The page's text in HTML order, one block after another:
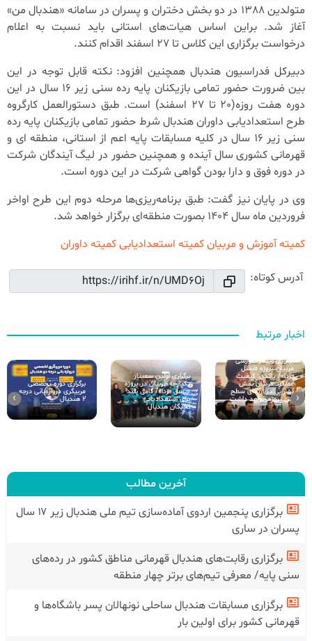
متولدین 1388 در دو بخش دختران و پسران در سامانه «هندبال من»
آغاز شد. براین اساس هیات‌های استانی باید نسبت به اعلام
درخواست برگزاری این کلاس تا 27 اسفند اقدام کنند.
دبیرکل فدراسیون هندبال همچنین افزود: نکته قابل توجه در این
بین ضرورت حضور تمامی بازیکنان پایه رده سنی زیر 16 سال در این
دوره هفت روزه(20 تا 27 اسفند) است. طبق دستورالعمل کارگروه
طرح استعدادیابی داوران هندبال شرط حضور تمامی بازیکنان پایه رده
سنی زیر 16 سال در کلیه مسابقات پایه اعم از استانی، منطقه ای و
قهرمانی کشوری سال آینده و همچنین حضور در لیگ آیندگان شرکت
در دوره فوق و دارا بودن گواهی شرکت در این دوره است.
وی در پایان نیز گفت: طبق برنامه‌ریزی‌ها مرحله دوم این طرح اواخر
فروردین ماه سال 1404 بصورت منطقه‌ای برگزار خواهد شد.
کمیته آموزش و مربیانکمیته استعدادیابیکمیته داوران
آدرس کوتاه:
اخبار مرتبط
برگزاری وبینار آموزشی
مربیان پروژه «نسل
فردا»/ پاکدل: کیفیت
عملکرد مربیان نقش
بسزایی در ارتقای سطح
این پروژه خواهد داشت
برگزاری اولین سمینار
یکپارچه مربیان در پروژه
«نسل فردا»/ گامی بلند
برای استعدادیابی
نخبگان هندبال
برگزاری دوره تخصصی
مربیگری دروازه‌بانی درجه
۲ هندبال
‹
›
آخرین مطالب
برگزاری پنجمین اردوی آماده‌سازی تیم ملی هندبال زیر ۱۷ سال
پسران در ساری
برگزاری رقابت‌های هندبال قهرمانی مناطق کشور در رده‌های
سنی پایه/ معرفی تیم‌های برتر چهار منطقه
برگزاری مسابقات هندبال ساحلی نونهالان پسر باشگاه‌ها و
قهرمانی کشور برای اولین بار